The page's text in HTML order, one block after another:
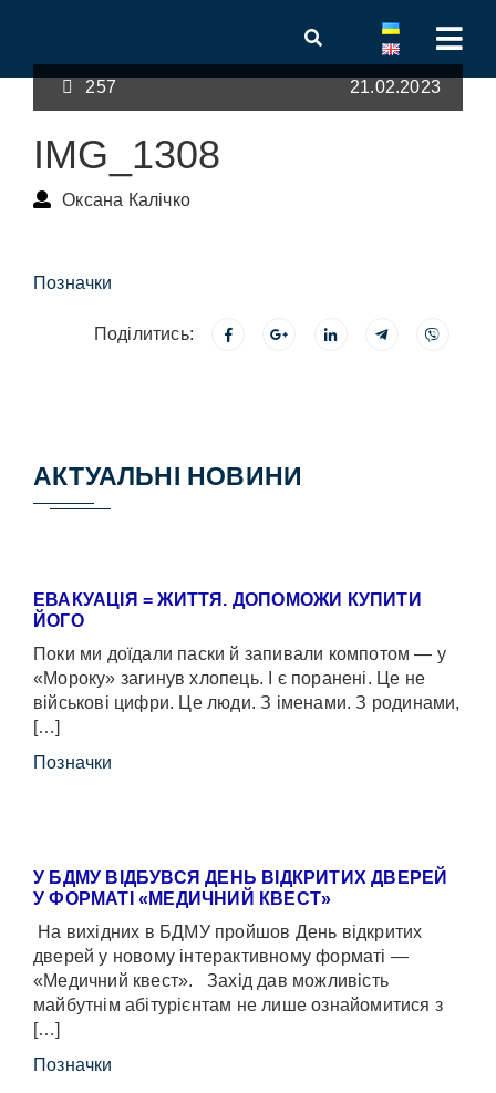
257 21.02.2023
IMG_1308
Оксана Калічко
Позначки
Поділитись:
АКТУАЛЬНІ НОВИНИ
ЕВАКУАЦІЯ = ЖИТТЯ. ДОПОМОЖИ КУПИТИ
ЙОГО
Поки ми доїдали паски й запивали компотом — у
«Мороку» загинув хлопець. І є поранені. Це не
військові цифри. Це люди. З іменами. З родинами,
[…]
Позначки
У БДМУ ВІДБУВСЯ ДЕНЬ ВІДКРИТИХ ДВЕРЕЙ
У ФОРМАТІ «МЕДИЧНИЙ КВЕСТ»
На вихідних в БДМУ пройшов День відкритих
дверей у новому інтерактивному форматі —
«Медичний квест». Захід дав можливість
майбутнім абітурієнтам не лише ознайомитися з
[…]
Позначки